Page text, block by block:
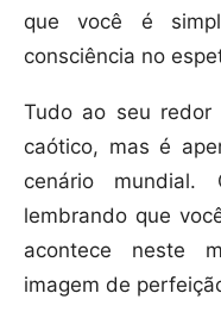
que você é
consciência no
Tudo ao seu redor
caótico, mas é
cenário mundial.
lembrando que
acontece neste
imagem de